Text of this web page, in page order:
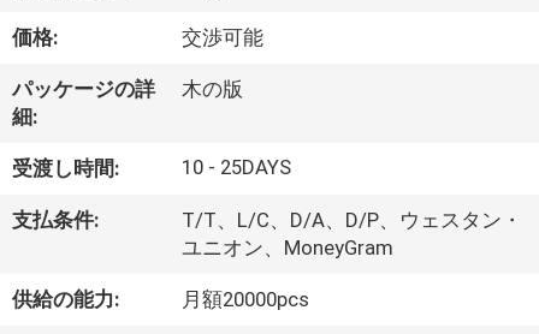
て
旅
行
価格: 交渉可能
パッケージの詳
細:
木の版
受渡し時間: 10 - 25DAYS
支払条件:
T/T、L/C、D/A、D/P、ウェスタン・
ユニオン、MoneyGram
供給の能力: 月額20000pcs